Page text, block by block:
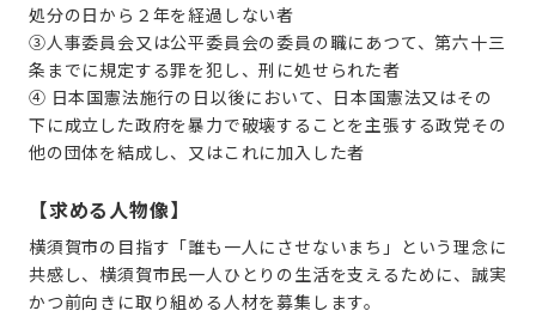
処分の日から２年を経過しない者
③人事委員会又は公平委員会の委員の職にあつて、第六十三
条までに規定する罪を犯し、刑に処せられた者
④ 日本国憲法施行の日以後において、日本国憲法又はその
下に成立した政府を暴力で破壊することを主張する政党その
他の団体を結成し、又はこれに加入した者
【求める人物像】
横須賀市の目指す「誰も一人にさせないまち」という理念に
共感し、横須賀市民一人ひとりの生活を支えるために、誠実
かつ前向きに取り組める人材を募集します。